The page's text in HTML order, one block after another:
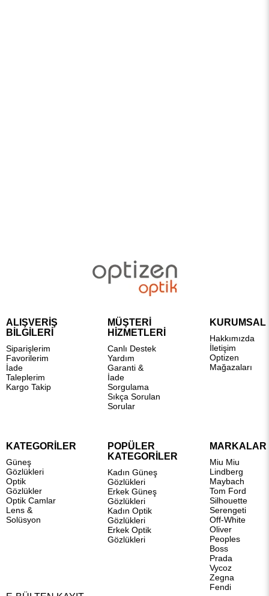
ALIŞVERİŞ
BİLGİLERİ
Siparişlerim
Favorilerim
İade
Taleplerim
Kargo Takip
MÜŞTERİ
HİZMETLERİ
Canlı Destek
Yardım
Garanti &
İade
Sorgulama
Sıkça Sorulan
Sorular
KURUMSAL
Hakkımızda
İletişim
Optizen
Mağazaları
KATEGORİLER
Güneş
Gözlükleri
Optik
Gözlükler
Optik Camlar
Lens &
Solüsyon
POPÜLER
KATEGORİLER
Kadın Güneş
Gözlükleri
Erkek Güneş
Gözlükleri
Kadın Optik
Gözlükleri
Erkek Optik
Gözlükleri
MARKALAR
Miu Miu
Lindberg
Maybach
Tom Ford
Silhouette
Serengeti
Off-White
Oliver
Peoples
Boss
Prada
Vycoz
Zegna
Fendi